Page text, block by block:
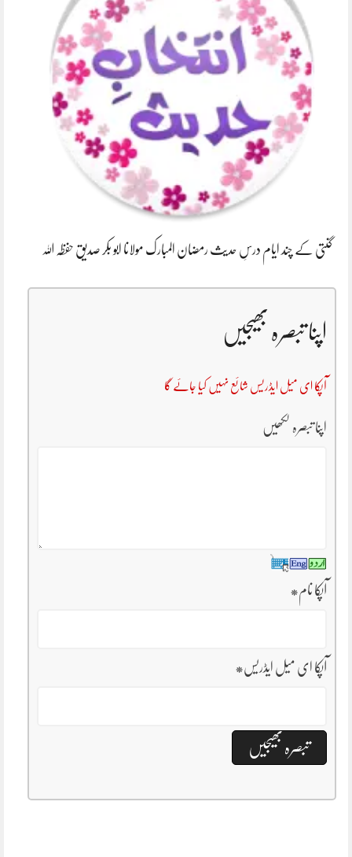
گنتی کے چند ایام درسِ حدیث رمضان المبارک مولانا ابو بکر صدیق حفظہ اللہ
اپنا تبصرہ بھیجیں
آپکا ای میل ایڈریس شائع نہیں کیا جائے گا
اپنا تبصرہ لکھیں
آپکا نام*
آپکا ای میل ایڈریس*